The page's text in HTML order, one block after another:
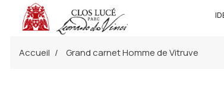
Accueil Grand carnet Homme de Vitruve